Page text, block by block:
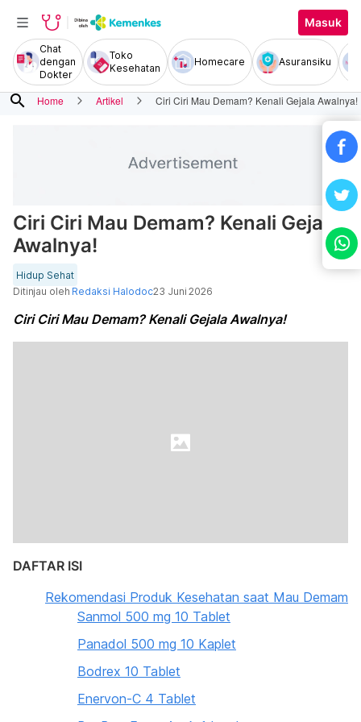
Masuk
Chat
dengan
Dokter
Toko
Kesehatan
Homecare Asuransiku
search Home Artikel Ciri Ciri Mau Demam? Kenali Gejala Awalnya!
Ciri Ciri Mau Demam? Kenali Gejala
Awalnya!
Hidup Sehat
Ditinjau oleh Redaksi Halodoc23 Juni 2026
Ciri Ciri Mau Demam? Kenali Gejala Awalnya!
DAFTAR ISI
Rekomendasi Produk Kesehatan saat Mau Demam
Sanmol 500 mg 10 Tablet
Panadol 500 mg 10 Kaplet
Bodrex 10 Tablet
Enervon-C 4 Tablet